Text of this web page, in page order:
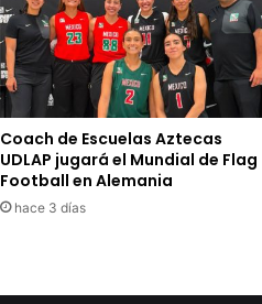
Coach de Escuelas Aztecas
UDLAP jugará el Mundial de Flag
Football en Alemania
hace 3 días